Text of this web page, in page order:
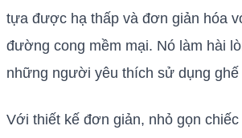
tựa được hạ thấp và đơn giản hóa
đường cong mềm mại. Nó làm hài
những người yêu thích sử dụng ghế
Với thiết kế đơn giản, nhỏ gọn